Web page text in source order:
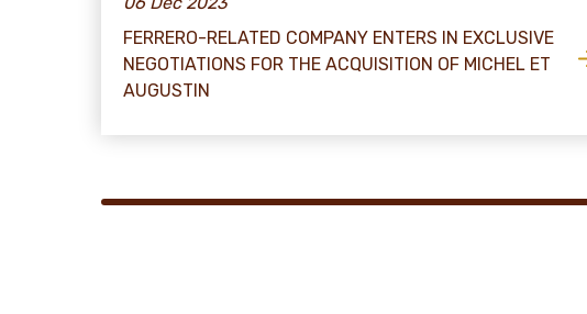
FERRERO-RELATED COMPANY ENTERS IN EXCLUSIVE
NEGOTIATIONS FOR THE ACQUISITION OF MICHEL ET
AUGUSTIN